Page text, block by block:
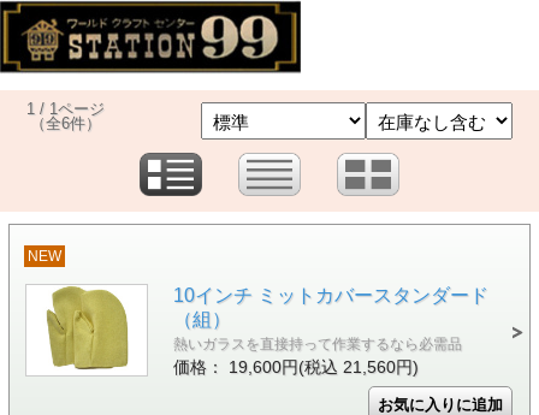
1 / 1ページ
（全6件）
NEW
10インチ ミットカバースタンダード
（組）
熱いガラスを直接持って作業するなら必需品
価格： 19,600円(税込 21,560円)